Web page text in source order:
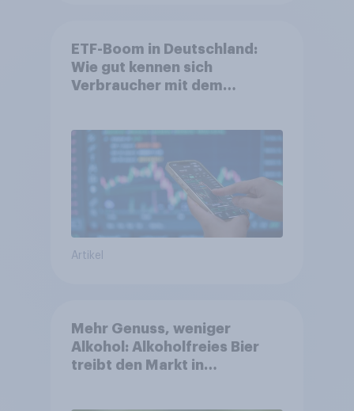
ETF-Boom in Deutschland:
Wie gut kennen sich
Verbraucher mit dem
Artikel
Mehr Genuss, weniger
Alkohol: Alkoholfreies Bier
treibt den Markt in